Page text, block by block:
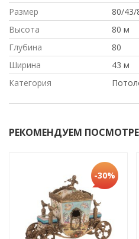
Размер
80/43/
Высота
80 м
Глубина
80
Ширина
43 м
Категория
РЕКОМЕНДУЕМ
-30%